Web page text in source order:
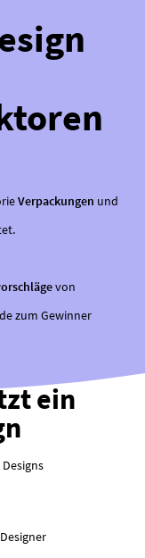
Verpackungen und
von
zum Gewinner
ein